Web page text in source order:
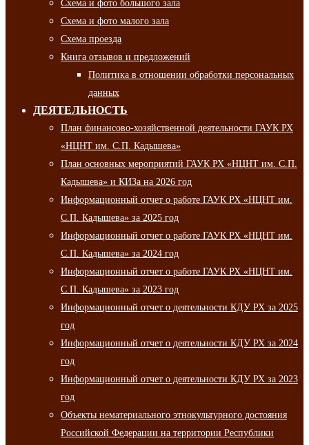
Схема и фото большого зала
Схема и фото малого зала
Схема проезда
Книга отзывов и предложений
Политика в отношении обработки персональных
данных
ДЕЯТЕЛЬНОСТЬ
План финансово-хозяйственной деятельности ГАУК РХ
«НЦНТ им. С.П. Кадышева»
План основных мероприятий ГАУК РХ «НЦНТ им. С.П.
Кадышева» и КИЗа на 2026 год
Информационный отчет о работе ГАУК РХ «НЦНТ им.
С.П. Кадышева» за 2025 год
Информационный отчет о работе ГАУК РХ «НЦНТ им.
С.П. Кадышева» за 2024 год
Информационный отчет о работе ГАУК РХ «НЦНТ им.
С.П. Кадышева» за 2023 год
Информационный отчет о деятельности КДУ РХ за 2025
год
Информационный отчет о деятельности КДУ РХ за 2024
год
Информационный отчет о деятельности КДУ РХ за 2023
год
Объекты нематериального этнокультурного достояния
Российской Федерации на территории Республики